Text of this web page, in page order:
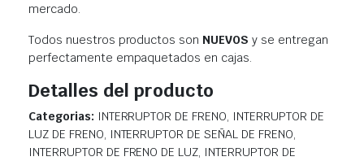
mercado.
Todos nuestros productos son NUEVOS y se entregan
perfectamente empaquetados en cajas.
Detalles del producto
Categorias: INTERRUPTOR DE FRENO, INTERRUPTOR DE
LUZ DE FRENO, INTERRUPTOR DE SEÑAL DE FRENO,
INTERRUPTOR DE FRENO DE LUZ, INTERRUPTOR DE